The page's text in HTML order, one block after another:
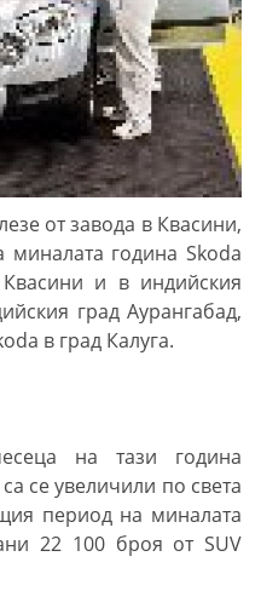
от завода в Квасини,
година Skoda
и в индийския
град Аурангабад,
в град Калуга.
на тази година
се увеличили по света
период на миналата
22 100 броя от SUV